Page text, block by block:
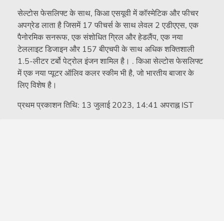
सेल्टोस फेसलिफ्ट के साथ, किआ एसयूवी में कॉस्मेटिक और फीचर
अपग्रेड लाता है जिसमें 17 फीचर्स के साथ लेवल 2 एडीएएस, एक
पैनोरमिक सनरूफ, एक संशोधित ग्रिल और हेडलैंप, एक नया
टेललाइट डिजाइन और 157 बीएचपी के साथ अधिक शक्तिशाली
1.5-लीटर टर्बो पेट्रोल इंजन शामिल है। . किआ सेल्टोस फेसलिफ्ट
में एक नया प्यूटर ऑलिव कलर स्कीम भी है, जो भारतीय बाजार के
लिए विशेष है।
प्रथम प्रकाशन तिथि: 13 जुलाई 2023, 14:41 अपराह्न IST